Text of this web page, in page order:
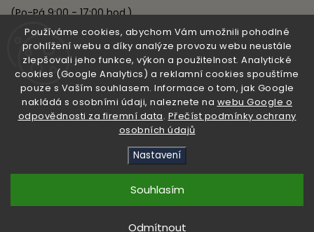
Používáme cookies, abychom Vám umožnili pohodlné
prohlížení webu a díky analýze provozu webu neustále
zlepšovali jeho funkce, výkon a použitelnost. Analytické
cookies (Google Analytics) a reklamní cookies spouštíme
pouze s Vaším souhlasem. Informace o tom, jak Google
nakládá s osobními údaji, naleznete na webu Google o
odpovědnosti za firemní data. Přečíst podmínky ochrany
osobních údajů
Nastavení
Odmítnout
Souhlasím
(Po-Pá 9:00 - 17:00 hod.)
info@hairbeat.cz
Hairbeat
O nás
Pro salony
Hairbeat. Všechna práva vyhrazena.
Upravit nastavení cookies